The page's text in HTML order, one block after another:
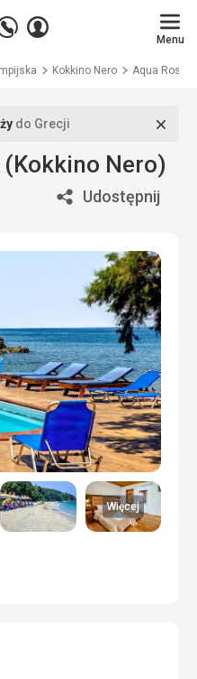
Zadzwoń
+48
771
Zaloguj
Menu
Kokkino Nero Aqua Rossa
do Grecji
(Kokkino Nero)
Udostępnij
Więcej